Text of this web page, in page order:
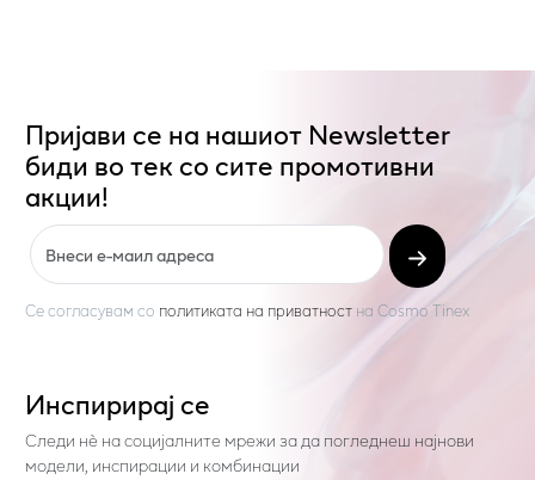
Пријави се на нашиот Newsletter
биди во тек со сите промотивни
акции!
Се согласувам со политиката на приватност на Cosmo Tinex
Инспирирај се
Следи нѐ на социјалните мрежи за да погледнеш најнови
модели, инспирации и комбинации